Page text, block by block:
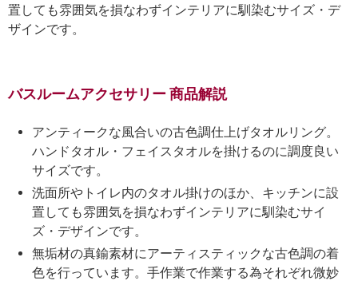
置しても雰囲気を損なわずインテリアに馴染むサイズ・デ
ザインです。
バスルームアクセサリー 商品解説
アンティークな風合いの古色調仕上げタオルリング。
ハンドタオル・フェイスタオルを掛けるのに調度良い
サイズです。
洗面所やトイレ内のタオル掛けのほか、キッチンに設
置しても雰囲気を損なわずインテリアに馴染むサイ
ズ・デザインです。
無垢材の真鍮素材にアーティスティックな古色調の着
色を行っています。手作業で作業する為それぞれ微妙